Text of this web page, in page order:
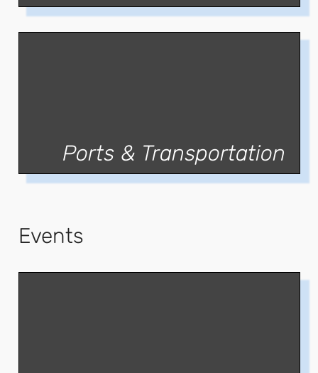
Ports & Transportation
Events